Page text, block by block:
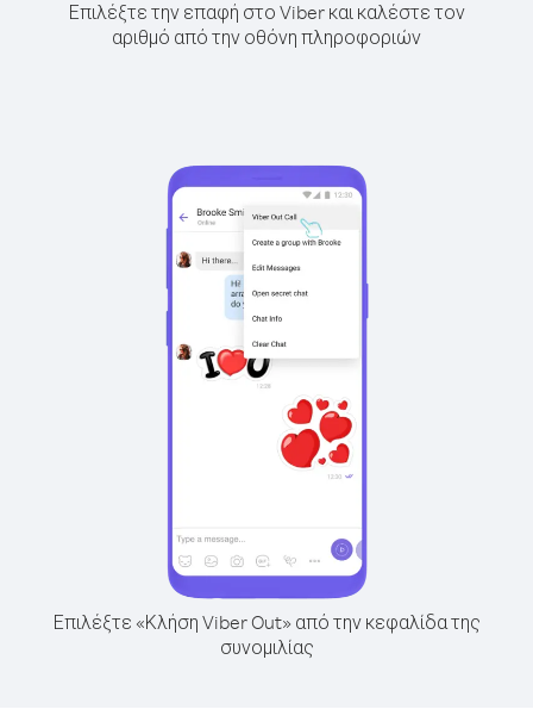
Επιλέξτε την επαφή στο Viber και καλέστε τον
αριθμό από την οθόνη πληροφοριών
Επιλέξτε «Κλήση Viber Out» από την κεφαλίδα της
συνομιλίας